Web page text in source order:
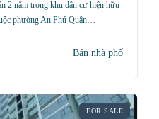
2 nằm trong khu dân cư hiện hữu
phường An Phú Quận…
Bán nhà phố
FOR SALE